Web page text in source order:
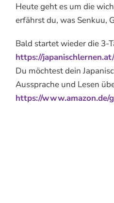
Heute geht es um die
erfährst du, was Senkuu,
Bald startet wieder die 3-
https://
Du möchtest dein
Aussprache und Lesen
https://www.amazon.de/